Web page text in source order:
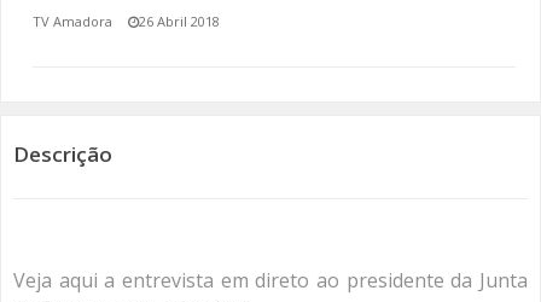
AMADORA LIGA À RESILIÊNCIA
TV Amadora 26 Abril 2018
Descrição
Veja aqui a entrevista em direto ao presidente da Junta